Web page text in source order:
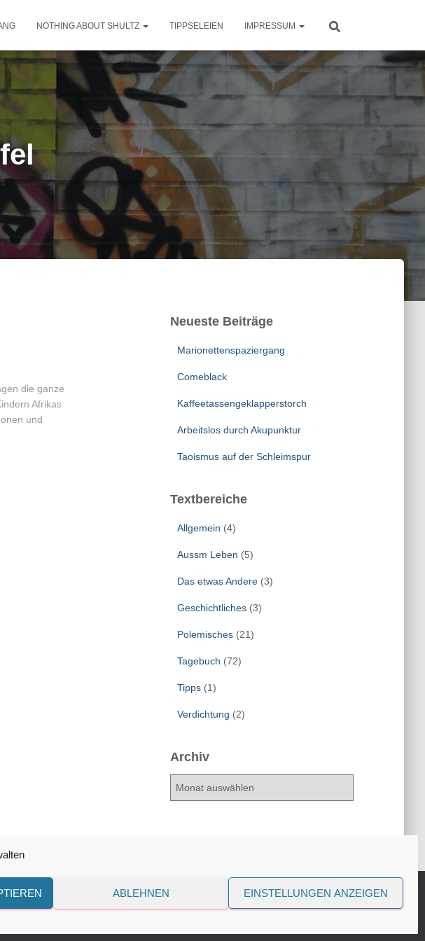
ABLEHNEN EINSTELLUNGEN ANZEIGEN
NOTHING ABOUT SHULTZ TIPPSELEIEN IMPRESSUM
die ganze
Afrikas
und
Neueste Beiträge
Marionettenspaziergang
Comeblack
Kaffeetassengeklapperstorch
Arbeitslos durch Akupunktur
Taoismus auf der Schleimspur
Textbereiche
Allgemein (4)
Aussm Leben (5)
Das etwas Andere(3)
Geschichtliches(3)
Polemisches(21)
Tagebuch (72)
Tipps(1)
Verdichtung (2)
Archiv
A
Hestia | Entwickelt vonThemeIsle